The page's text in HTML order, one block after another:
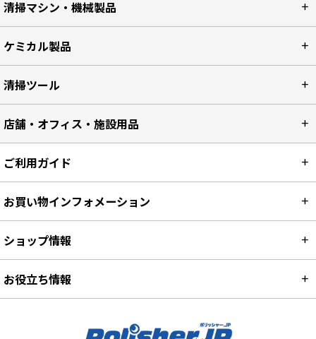
清掃マシン・機械製品
ケミカル製品
清掃ツール
店舗・オフィス・施設用品
ご利用ガイド
お買い物インフォメーション
ショップ情報
お役立ち情報